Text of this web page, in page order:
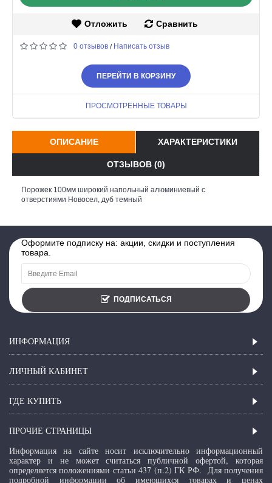
Отложить Сравнить
0 отзывов / Написать отзыв
ПЕРЕЙТИ В КОРЗИНУ
ПРОСМОТРЕННЫЕ ТОВАРЫ
ОПИСАНИЕ ХАРАКТЕРИСТИКИ
ОТЗЫВОВ (0)
Порожек 100мм широкий напольный алюминиевый с
отверстиями Новосел, дуб темный
Оформите подписку на: акции, скидки и поступления
товара.
ПОДПИСАТЬСЯ
ИНФОРМАЦИЯ
ЛИЧНЫЙ КАБИНЕТ
ГДЕ КУПИТЬ
ПРОЧИЕ СТРАНИЦЫ
Информация на сайте носит исключительно информационный
характер и не может считаться публичной офертой, которая
определяется положениями статьи 437 (п.2) ГК РФ. Для получения
подробной информации об имеющихся товарах и ценах